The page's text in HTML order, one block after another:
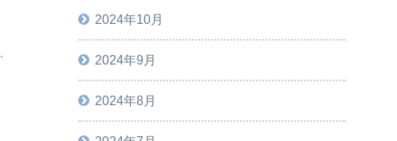
2024年10月
2024年9月
2024年8月